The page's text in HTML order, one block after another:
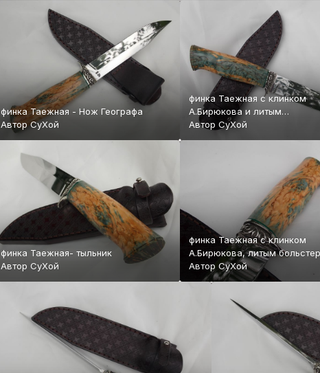
финка Таежная - Нож Географа
АвторСуХой
финка Таежная с клинком
А.Бирюкова и литым
больстером+ножны
Автор СуХой
финка Таежная- тыльник
Автор СуХой
финка Таежная с клинком
А.Бирюкова, литым больстером и
карельской березой
Автор СуХой